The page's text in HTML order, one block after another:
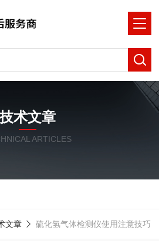
技术文章
ARTICLES
文章 硫化氢气体检测仪使用注意技巧